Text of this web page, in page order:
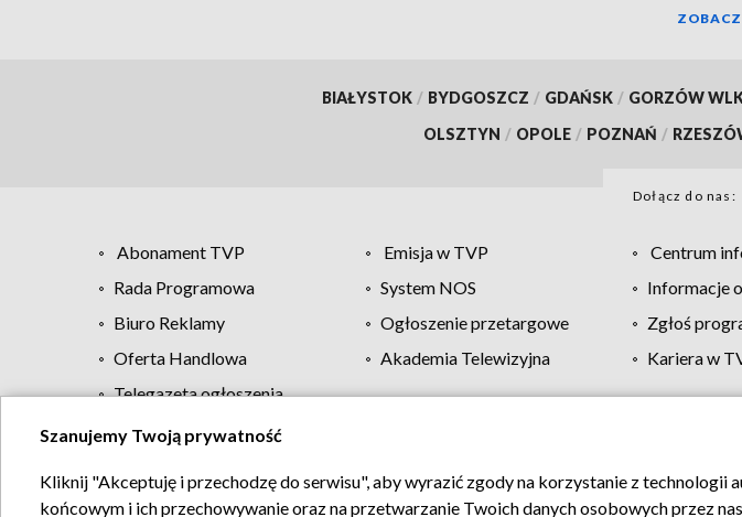
ZOBACZ
BIAŁYSTOK / BYDGOSZCZ / GDAŃSK / GORZÓW
OLSZTYN / OPOLE / POZNAŃ /
Dołącz do nas:
Abonament TVP Emisja w TVP Centrum
Rada Programowa
System NOS Informacje
Biuro Reklamy
Ogłoszenie przetargowe Zgłoś
Oferta Handlowa
Akademia Telewizyjna Kariera w
Telegazeta ogłoszenia
Regulamin TVP Polityka prywatności
Szanujemy Twoją prywatność
Kliknij "Akceptuję i przechodzę do serwisu", aby wyrazić zgody na korzystanie z
końcowym i ich przechowywanie oraz na przetwarzanie Twoich danych osobowych przez